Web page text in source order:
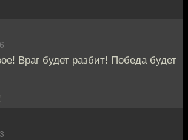
Враг будет разбит! Победа будет